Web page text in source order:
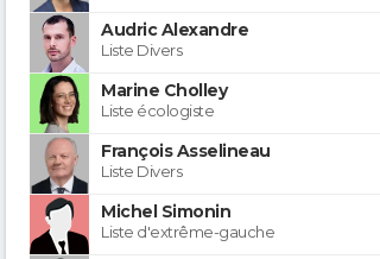
Audric Alexandre
Liste Divers
Marine Cholley
Liste écologiste
François Asselineau
Liste Divers
Michel Simonin
Liste d'extrême-gauche